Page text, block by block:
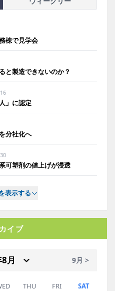
棟で見学会
と製造できないのか？
」に認定
分社化へ
可塑剤の値上げが浸透
表示する
イブ
9月 >
THU FRI
SAT